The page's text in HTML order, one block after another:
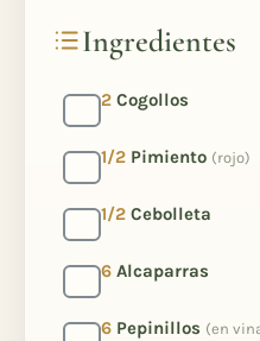
Ingredientes
2 Cogollos
1/2 Pimiento (rojo)
1/2 Cebolleta
6 Alcaparras
6 Pepinillos (en